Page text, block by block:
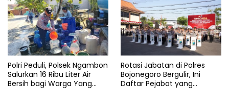
Polri Peduli, Polsek Ngambon
Salurkan 16 Ribu Liter Air
Bersih bagi Warga Yang
Rotasi Jabatan di Polres
Bojonegoro Bergulir, Ini
Daftar Pejabat yang